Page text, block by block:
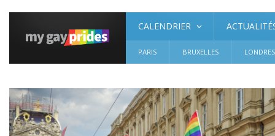
CALENDRIER
PARIS BRUXELLES LONDRES